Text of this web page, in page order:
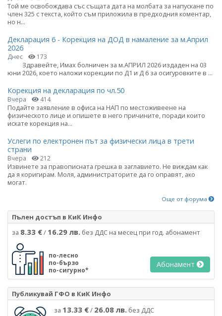
Той ме освобождава със същата дата на молбата за напускане по
член 325 с текста, който съм приложила в предходния коментар,
но н...
Декларация 6 - Корекция на ДОД в намаление за м.Април
2026
Днес 173
Здравейте, Имах болничен за м.АПРИЛ 2026 издаден на 03
юни 2026, което наложи корекции по Д1 и Д 6 за осигуровките в ...
Корекция на декларация по чл.50
Вчера 414
Подайте заявление в офиса на НАП по местоживеене на
физическото лице и опишете в него причините, поради които
искате корекция на...
Услеги по електронен път за физически лица в трети
страни
Вчера 212
Извинете за правописната грешка в заглавието. Не виждам как
да я коригирам. Моля, администраторите да го оправят, ако
могат.
Още от форума
Пълен достъп в КиК Инфо
за 8.33 €/ 16.29 лв. без ДДС на месец при год. абонамент
по-лесно
по-бързо
по-сигурно*
Абонамент
Публикувай ГФО в КиК Инфо
за 13.33 €/ 26.08 лв. без ДДС